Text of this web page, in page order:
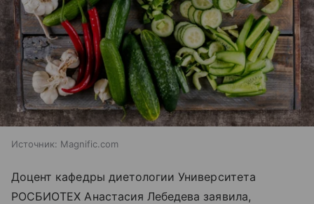
Источник: Magnific.com
Доцент кафедры диетологии Университета
РОСБИОТЕХ Анастасия Лебедева заявила,